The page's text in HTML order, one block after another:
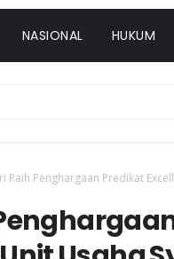
NASIONAL HUKUM
Raih Penghargaan Predikat